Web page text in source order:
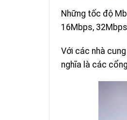
Những tốc độ
16Mbps,
Với các nhà
nghĩa là các